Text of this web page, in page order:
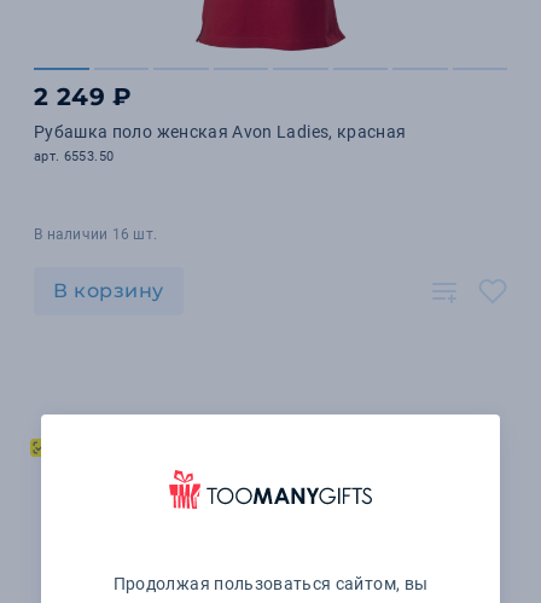
2 249 ₽
Рубашка поло женская Avon Ladies, красная
арт. 6553.50
В наличии 16 шт.
В корзину
Продолжая пользоваться сайтом, вы